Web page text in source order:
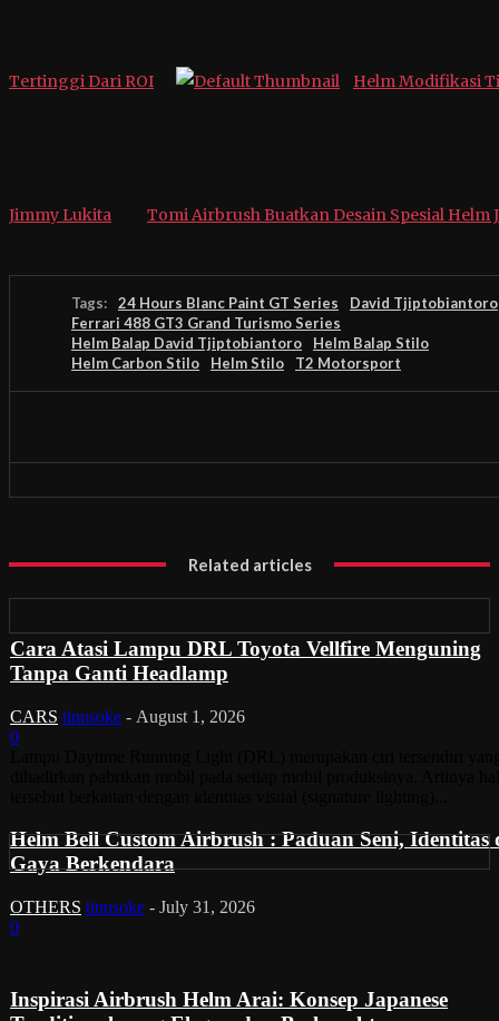
Tertinggi Dari ROI Helm Modifikasi
Jimmy Lukita Tomi Airbrush Buatkan Desain Spesial Helm
Tags: 24 Hours Blanc Paint GT Series
David Tjiptobiantoro
Ferrari 488 GT3 Grand Turismo Series
Helm Balap David Tjiptobiantoro
Helm Balap Stilo
Helm Carbon Stilo
Helm Stilo T2 Motorsport
Related articles
Cara Atasi Lampu DRL Toyota Vellfire Menguning
Tanpa Ganti Headlamp
CARS tinusoke - August 1, 2026
0
Helm Bell Custom Airbrush : Paduan Seni, Identitas
Gaya Berkendara
OTHERS tinusoke - July 31, 2026
0
Inspirasi Airbrush Helm Arai: Konsep Japanese